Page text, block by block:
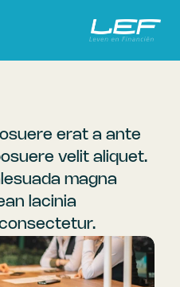
erat a ante
velit aliquet.
magna
lacinia